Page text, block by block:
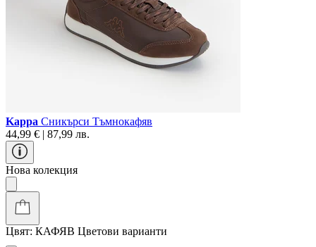
Kappa Сникърси Тъмнокафяв
44,99 € | 87,99 лв.
Нова колекция
Цвят: КАФЯВ Цветови варианти